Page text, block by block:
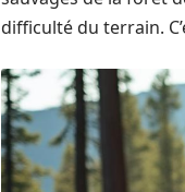
difficulté du terrain.